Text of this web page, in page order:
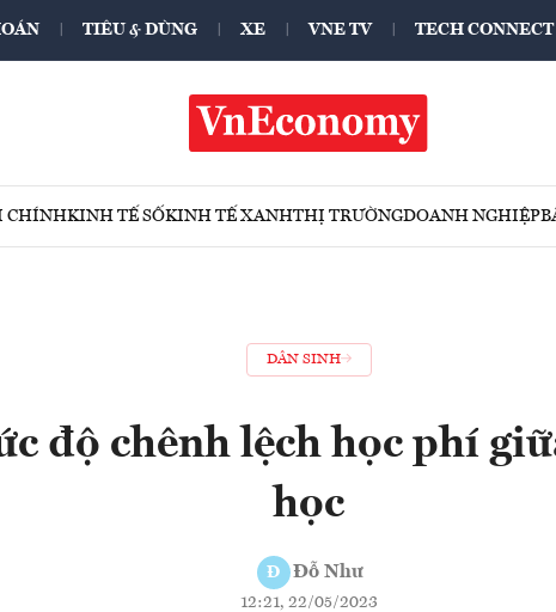
TIÊU & DÙNG XE VNE TV TECH CONNECT
CHÍNHKINH TẾ SỐKINH TẾ XANHTHỊ TRƯỜNGDOANH NGHIỆP
DÂN SINH
độ chênh lệch học phí
học
Đ Đỗ Như
12:21, 22/05/2023